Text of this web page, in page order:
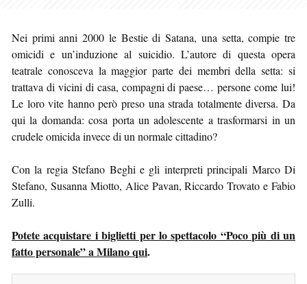
Nei primi anni 2000 le Bestie di Satana, una setta, compie tre
omicidi e un’induzione al suicidio. L’autore di questa opera
teatrale conosceva la maggior parte dei membri della setta: si
trattava di vicini di casa, compagni di paese… persone come lui!
Le loro vite hanno però preso una strada totalmente diversa. Da
qui la domanda: cosa porta un adolescente a trasformarsi in un
crudele omicida invece di un normale cittadino?
Con la regia Stefano Beghi e gli interpreti principali Marco Di
Stefano, Susanna Miotto, Alice Pavan, Riccardo Trovato e Fabio
Zulli.
Potete acquistare i biglietti per lo spettacolo “Poco più di un
fatto personale” a Milano qui.